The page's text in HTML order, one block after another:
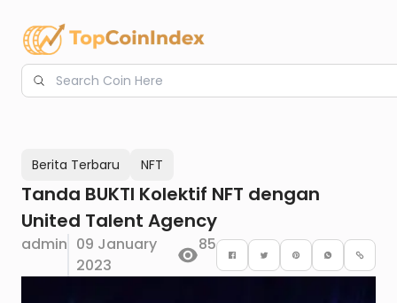
Login
Email
Password
Send Reset Link
Back Logout
Berita Terbaru NFT
Tanda BUKTI Kolektif NFT dengan
United Talent Agency
admin 09 January
2023
85